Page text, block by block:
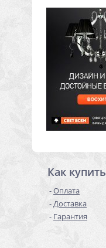
Как купить
Оплата
Доставка
Гарантия